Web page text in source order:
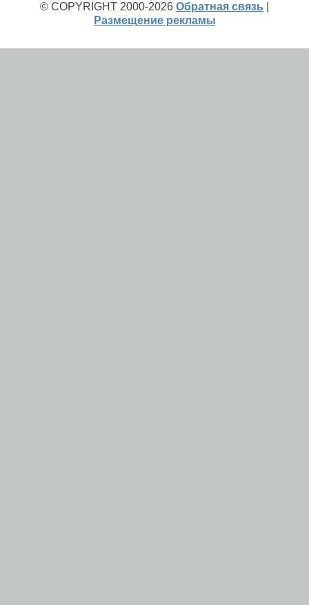
© COPYRIGHT 2000-2026 Обратная связь
Размещение рекламы